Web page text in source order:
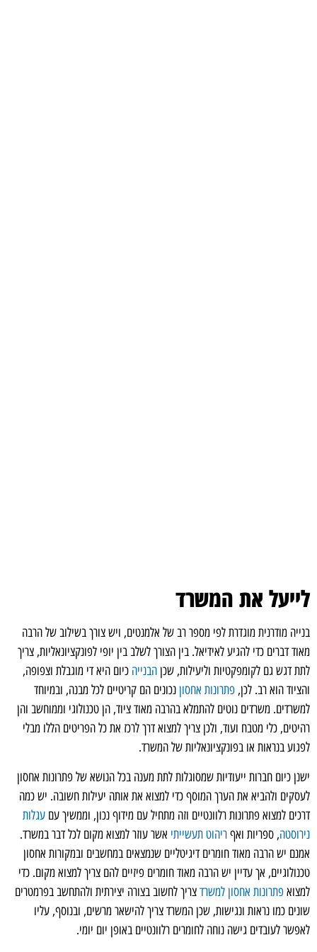
לייעל את המשרד
בנייה מודרנית מוגדרת לפי מספר רב של אלמנטים, ויש צורך בשילוב של הרבה
מאוד דברים כדי להגיע לאידיאל. בין הצורך לשלב בין יופי לפונקציונאליות, צריך
לתת דגש גם לקומפקטיות וליעילות, שכן הבנייה כיום היא די מוגבלת וצפופה,
והציוד הוא רב. לכן, פתרונות אחסון נכונים הם קריטיים לכל מבנה, ובמיוחד
למשרדים. משרדים נוטים להתמלא בהרבה מאוד ציוד, הן טכנולוגי וממוחשב והן
רהיטים, כלי מטבח ועוד, ולכן צריך למצוא דרך לרכז את כל הפריטים הללו מבלי
לפגוע בנראות או בפונקציונאליות של המשרד.
ישנן כיום חברות ייעודיות שמסוגלות לתת מענה בכל הנושא של פתרונות אחסון
לעסקים ולהביא את הערך המוסף כדי למצוא את אותה יעילות חשובה. יש כמה
דרכים למצוא פתרונות רלוונטיים וזה מתחיל עם מידוף נכון, וממשיך עם עגלות
נירוסטה, ספריות ואףריהוט תעשייתי אשר עוזר למצוא מקום לכל דבר במשרד.
אמנם יש הרבה מאוד חומרים דיגיטליים שנמצאים במחשבים ובמקורות אחסון
טכנולוגיים, אך עדיין יש הרבה מאוד חומרים פיזיים להם צריך למצוא מקום. כדי
למצואפתרונות אחסון למשרדצריך לחשוב בצורה יצירתית ולהתחשב בפרמטרים
שונים כמו נראות ונגישות, שכן המשרד צריך להישאר מרשים, ובנוסף, עליו
לאפשר לעובדים גישה נוחה לחומרים רלוונטיים באופן יום יומי.